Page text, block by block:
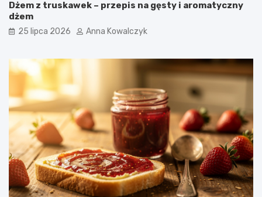
Dżem z truskawek – przepis na gęsty i aromatyczny
dżem
25 lipca 2026 Anna Kowalczyk